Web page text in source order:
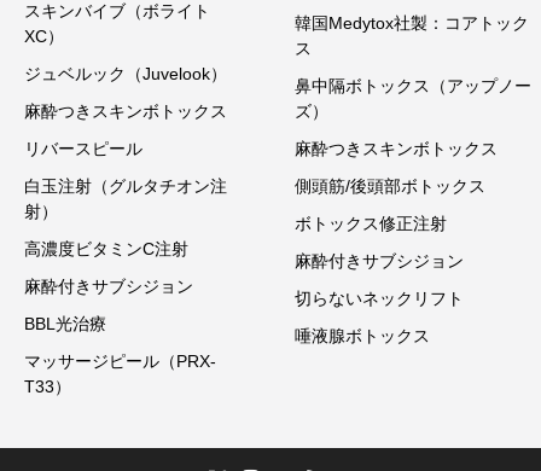
スキンバイブ（ボライト
XC）
ジュベルック（Juvelook）
麻酔つきスキンボトックス
リバースピール
白玉注射（グルタチオン注
射）
高濃度ビタミンC注射
麻酔付きサブシジョン
BBL光治療
マッサージピール（PRX-
T33）
韓国Medytox社製：コアトック
ス
鼻中隔ボトックス（アップノー
ズ）
麻酔つきスキンボトックス
側頭筋/後頭部ボトックス
ボトックス修正注射
麻酔付きサブシジョン
切らないネックリフト
唾液腺ボトックス